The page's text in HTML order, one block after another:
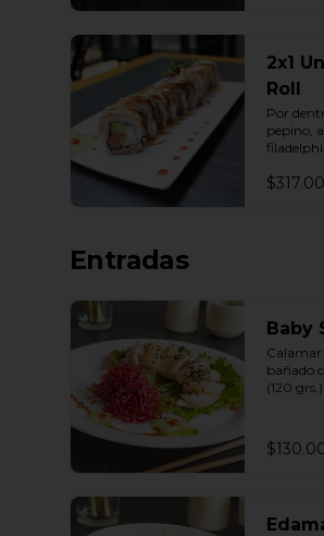
2x1
Roll
Por
pepino,
(10 pzas.
$317.00
Entradas
Baby
Calamar
bañado
(120 grs.)